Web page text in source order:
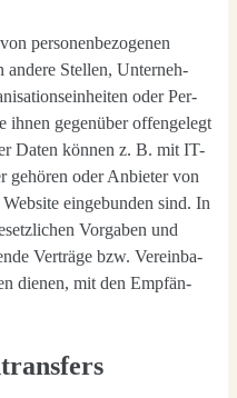
per­so­nen­be­zo­ge­nen
ande­re Stel­len, Unter­neh­
oder Per­
ihnen gegen­über offen­ge­legt
Daten kön­nen z. B. mit IT-
gehö­ren oder Anbie­ter von
ein­ge­bun­den sind. In
Vor­ga­ben und
Ver­trä­ge bzw. Ver­ein­ba­
die­nen, mit den Emp­fän­